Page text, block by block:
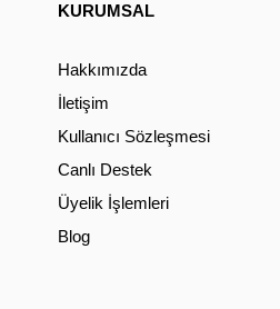
KURUMSAL
Hakkımızda
İletişim
Kullanıcı Sözleşmesi
Canlı Destek
Üyelik İşlemleri
Blog